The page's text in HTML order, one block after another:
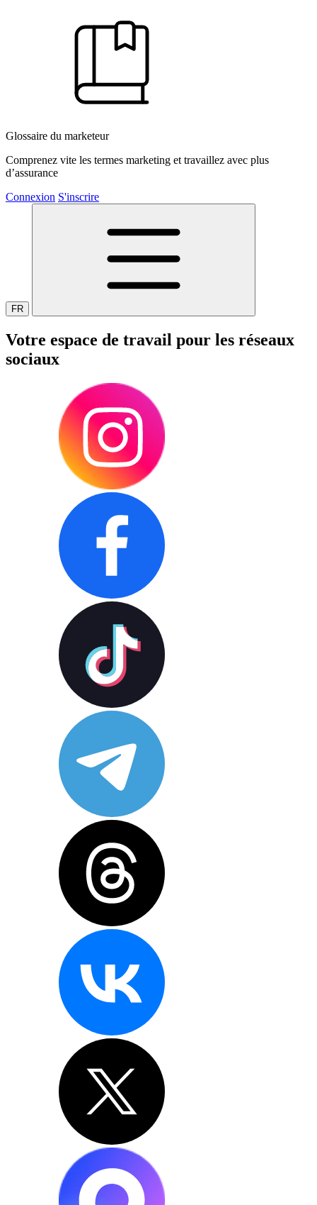
Glossaire du marketeur
Comprenez vite les termes marketing et travaillez avec plus
d’assurance
Connexion S'inscrire
FR
Votre espace de travail pour les réseaux
sociaux